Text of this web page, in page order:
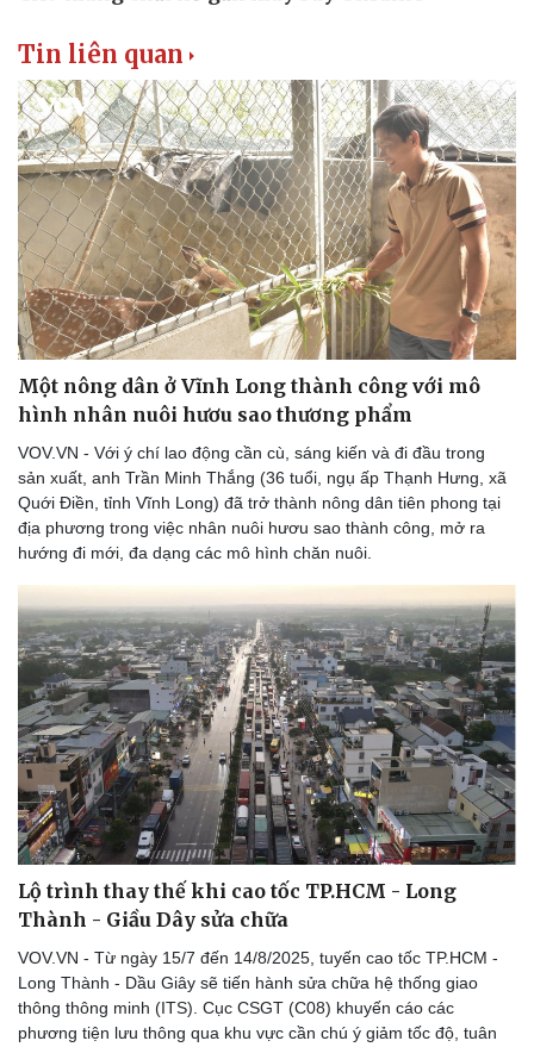
Thể thao
Bóng đá
Lịch thi đấu bóng đá
Thế giới thể thao
eSports
Hậu trường
Ô tô - Xe máy
Ô tô
Xe máy
Tư vấn
Tin liên quan
Một nông dân ở Vĩnh Long thành công với mô
hình nhân nuôi hươu sao thương phẩm
VOV.VN - Với ý chí lao động cần cù, sáng kiến và đi đầu trong
sản xuất, anh Trần Minh Thắng (36 tuổi, ngụ ấp Thạnh Hưng, xã
Quới Điền, tỉnh Vĩnh Long) đã trở thành nông dân tiên phong tại
địa phương trong việc nhân nuôi hươu sao thành công, mở ra
hướng đi mới, đa dạng các mô hình chăn nuôi.
Lộ trình thay thế khi cao tốc TP.HCM - Long
Thành - Giầu Dây sửa chữa
VOV.VN - Từ ngày 15/7 đến 14/8/2025, tuyến cao tốc TP.HCM -
Long Thành - Dầu Giây sẽ tiến hành sửa chữa hệ thống giao
thông thông minh (ITS). Cục CSGT (C08) khuyến cáo các
phương tiện lưu thông qua khu vực cần chú ý giảm tốc độ, tuân